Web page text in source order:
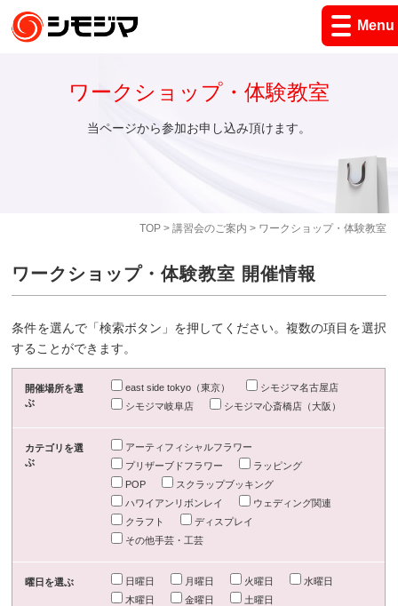
Menu
TOP> 講習会のご案内 > ワークショップ・体験教室
ワークショップ・体験教室
当ページから参加お申し込み頂けます。
ワークショップ・体験教室 開催情報
条件を選んで「検索ボタン」を押してください。複数の項目を選択
することができます。
開催場所を選
ぶ
east side tokyo（東京）
シモジマ名古屋店
シモジマ岐阜店
シモジマ心斎橋店（大阪）
カテゴリを選
ぶ
アーティフィシャルフラワー
プリザーブドフラワー
ラッピング
POP
スクラップブッキング
ハワイアンリボンレイ
ウェディング関連
クラフト
ディスプレイ
その他手芸・工芸
曜日を選ぶ 日曜日 月曜日 火曜日
水曜日
木曜日
金曜日 土曜日